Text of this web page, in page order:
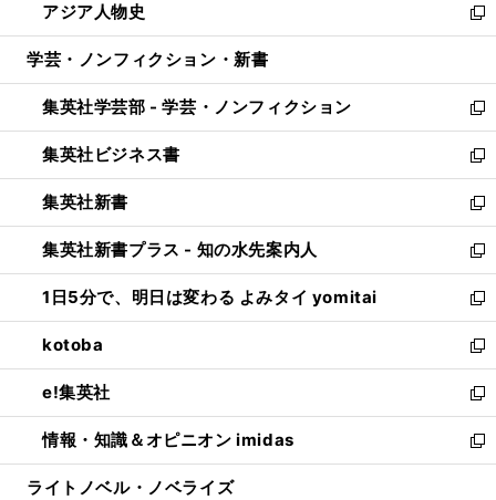
く
で
開
ド
ウ
開
く
ィ
ン
ウ
で
開
く
い
ウ
ン
ド
ウ
で
開
く
アジア人物史
新
し
ウ
ィ
ン
ド
ウ
で
開
く
学芸・ノンフィクション・新書
集英社学芸部 - 学芸・ノンフィクション
新
し
い
ウ
ィ
ン
ド
ウ
で
開
く
集英社ビジネス書
新
し
い
ウ
ィ
ン
ド
ウ
で
開
く
集英社新書
新
し
い
ウ
ィ
ン
ド
ウ
で
開
く
集英社新書プラス - 知の水先案内人
新
し
い
ウ
ィ
ン
ド
ウ
で
開
1日5分で、明日は変わる よみタイ yomitai
新
し
い
ウ
ィ
ン
ド
ウ
kotoba
新
し
い
ウ
ィ
ン
e!集英社
新
し
い
ウ
情報・知識＆オピニオン imidas
新
し
ライトノベル・ノベライズ